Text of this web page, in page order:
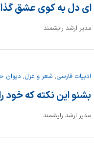
ای دل به کوی عشق
مدیر ارشد رایشمند
ادبیات فارسی, شعر و غزل, دیوان
بشنو این نکته که خود
مدیر ارشد رایشمند